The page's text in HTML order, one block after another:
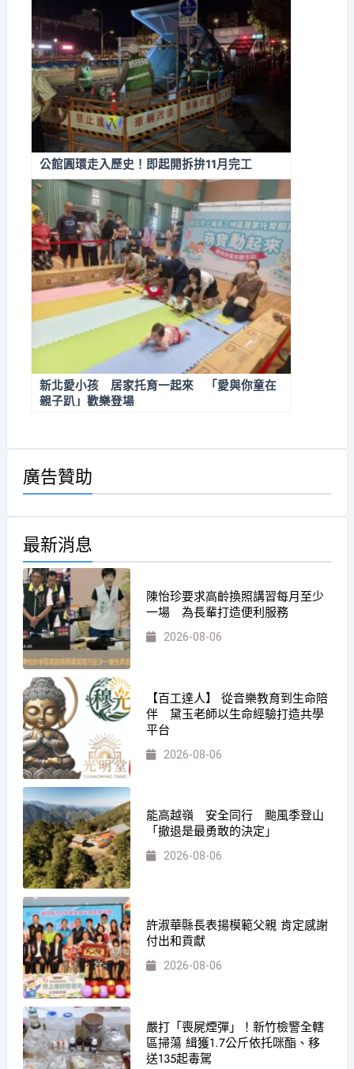
公館圓環走入歷史！即起開拆拚11月完工
新北愛小孩 居家托育一起來 「愛與你童在
親子趴」歡樂登場
廣告贊助
最新消息
陳怡珍要求高齡換照講習每月至少
一場 為長輩打造便利服務
2026-08-06
【百工達人】 從音樂教育到生命陪
伴 黛玉老師以生命經驗打造共學
平台
2026-08-06
能高越嶺 安全同行 颱風季登山
「撤退是最勇敢的決定」
2026-08-06
許淑華縣長表揚模範父親 肯定感謝
付出和貢獻
2026-08-06
嚴打「喪屍煙彈」！新竹檢警全轄
區掃蕩 緝獲1.7公斤依托咪酯、移
送135起毒駕